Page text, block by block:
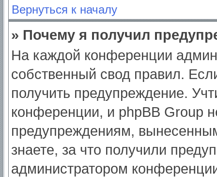
Вернуться к началу
» Почему я получил
На каждой конференции
собственный свод правил.
получить предупреждение.
конференции, и phpBB Group
предупреждениям,
знаете, за что получили
администратором